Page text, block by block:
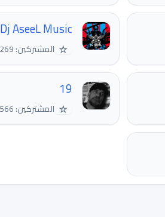
Dj AseeL Music
☆ المشتركين: 86,269
19
☆ المشتركين: 1,566